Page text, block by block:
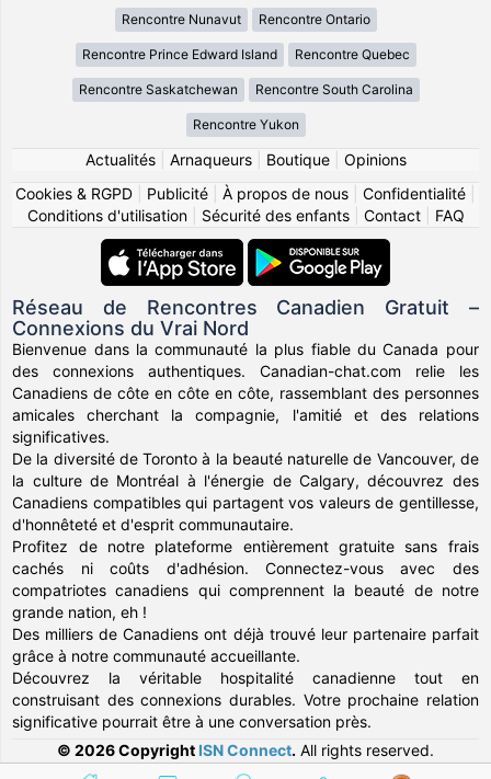
Rencontre Nunavut Rencontre Ontario
Rencontre Prince Edward Island Rencontre Quebec
Rencontre Saskatchewan Rencontre South Carolina
Rencontre Yukon
Actualités| Arnaqueurs| Boutique| Opinions
Cookies & RGPD
Publicité À propos de nous Confidentialité
Conditions d'utilisation| Sécurité des enfants| Contact| FAQ
Réseau de Rencontres Canadien Gratuit –
Connexions du Vrai Nord
Bienvenue dans la communauté la plus fiable du Canada pour
des connexions authentiques. Canadian-chat.com relie les
Canadiens de côte en côte en côte, rassemblant des personnes
amicales cherchant la compagnie, l'amitié et des relations
significatives.
De la diversité de Toronto à la beauté naturelle de Vancouver, de
la culture de Montréal à l'énergie de Calgary, découvrez des
Canadiens compatibles qui partagent vos valeurs de gentillesse,
d'honnêteté et d'esprit communautaire.
Profitez de notre plateforme entièrement gratuite sans frais
cachés ni coûts d'adhésion. Connectez-vous avec des
compatriotes canadiens qui comprennent la beauté de notre
grande nation, eh !
Des milliers de Canadiens ont déjà trouvé leur partenaire parfait
grâce à notre communauté accueillante.
Découvrez la véritable hospitalité canadienne tout en
construisant des connexions durables. Votre prochaine relation
significative pourrait être à une conversation près.
© 2026 Copyright ISN Connect. All rights reserved.